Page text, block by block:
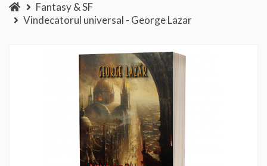
Fantasy & SF
Vindecatorul universal - George Lazar